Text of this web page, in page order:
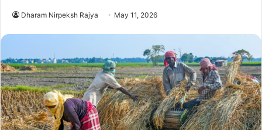
Dharam Nirpeksh Rajya May 11, 2026